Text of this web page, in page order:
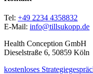
Tel: +49 2234 4358832
E-Mail: info@tillsukopp.de
Health Conception GmbH
Dieselstraße 6, 50859 Köln
kostenloses